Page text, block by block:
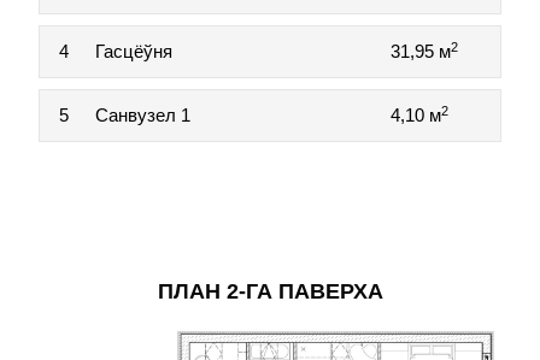
4 Гасцёўня 31,95 м2
5 Санвузел 1 4,10 м2
ПЛАН 2-ГА ПАВЕРХА